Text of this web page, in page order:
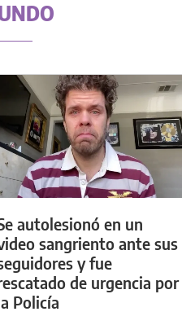
autolesionó en un
sangriento ante sus
y fue
de urgencia por
Policía